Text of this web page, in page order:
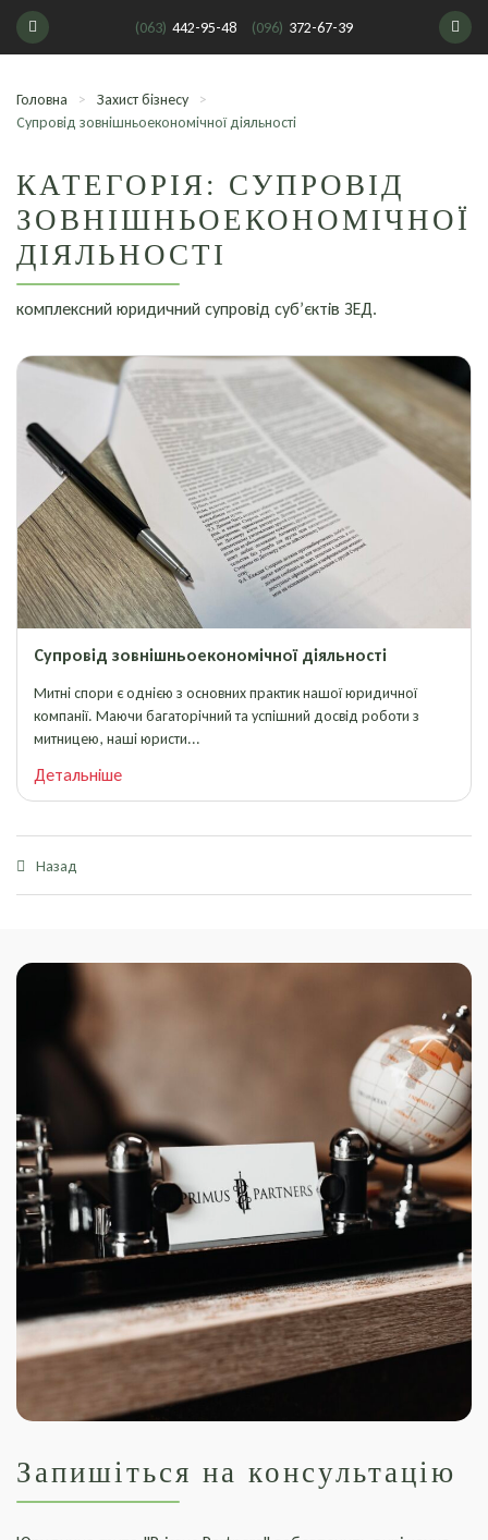
(063) 442-95-48 (096) 372-67-39
Головна > Захист бізнесу
>
Супровід зовнішньоекономічної діяльності
КАТЕГОРІЯ: СУПРОВІД
ЗОВНІШНЬОЕКОНОМІЧНОЇ
ДІЯЛЬНОСТІ
комплексний юридичний супровід суб’єктів ЗЕД.
Супровід зовнішньоекономічної діяльності
Митні спори є однією з основних практик нашої юридичної
компанії. Маючи багаторічний та успішний досвід роботи з
митницею, наші юристи...
Детальніше
Назад
Запишіться на консультацію